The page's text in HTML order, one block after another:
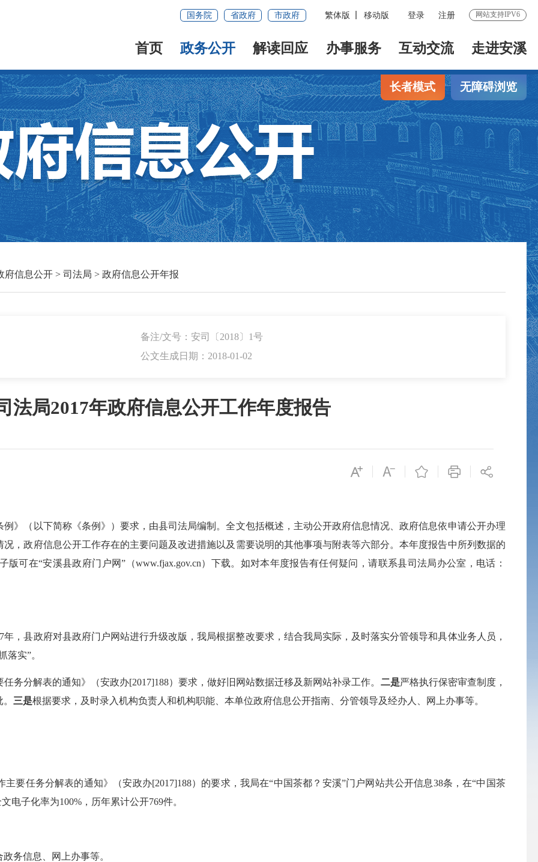
国务院 省政府 市政府 繁体版 移动版 登录 注册 网站支持IPV6
首页 政务公开 解读回应 办事服务 互动交流 走进安溪
长者模式 无障碍浏览
府信息公开> 司法局 > 政府信息公开年报
备注/文号：安司〔2018〕1号
公文生成日期：2018-01-02
法局2017年政府信息公开工作年度报告
》（以下简称《条例》）要求，由县司法局编制。全文包括概述，主动公开政府信息情况、政府信息依申请公开办理
，政府信息公开工作存在的主要问题及改进措施以及需要说明的其他事项与附表等六部分。本年度报告中所列数据的
版可在“安溪县政府门户网”（www.fjax.gov.cn）下载。如对本年度报告有任何疑问，请联系县司法局办公室，电话：
，县政府对县政府门户网站进行升级改版，我局根据整改要求，结合我局实际，及时落实分管领导和具体业务人员，
落实”。
务分解表的通知》（安政办[2017]188）要求，做好旧网站数据迁移及新网站补录工作。 二是严格执行保密审查制度，
三是根据要求，及时录入机构负责人和机构职能、本单位政府信息公开指南、分管领导及经办人、网上办事等。
主要任务分解表的通知》（安政办[2017]188）的要求，我局在“中国茶都 ？ 安溪”门户网站共公开信息38条，在“中国茶
电子化率为100%，历年累计公开769件。
务信息、网上办事等。